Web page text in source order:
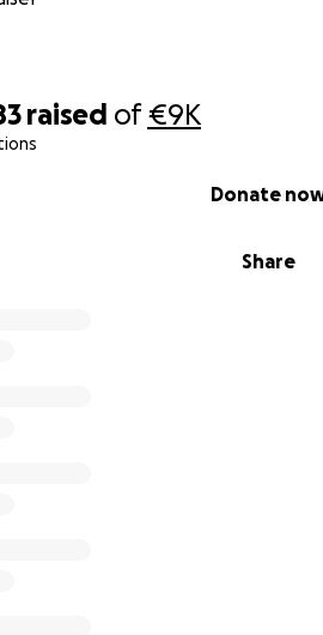
raised of€9K
Share
Donate